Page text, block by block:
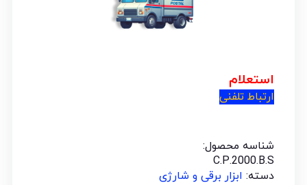
استعلام
ارتباط تلفنی
شناسه محصول:
C.P.2000.B.S
دسته: ابزار برقی و شارژی